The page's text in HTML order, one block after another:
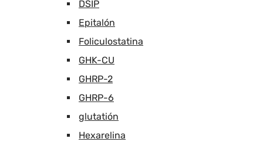
DSIP
Epitalón
Foliculostatina
GHK-CU
GHRP-2
GHRP-6
glutatión
Hexarelina